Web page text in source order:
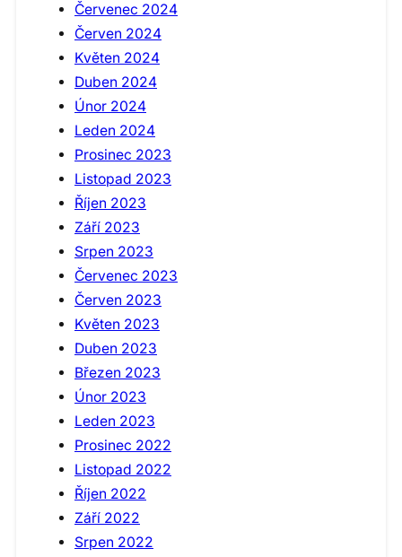
Červenec 2024
Červen 2024
Květen 2024
Duben 2024
Únor 2024
Leden 2024
Prosinec 2023
Listopad 2023
Říjen 2023
Září 2023
Srpen 2023
Červenec 2023
Červen 2023
Květen 2023
Duben 2023
Březen 2023
Únor 2023
Leden 2023
Prosinec 2022
Listopad 2022
Říjen 2022
Září 2022
Srpen 2022